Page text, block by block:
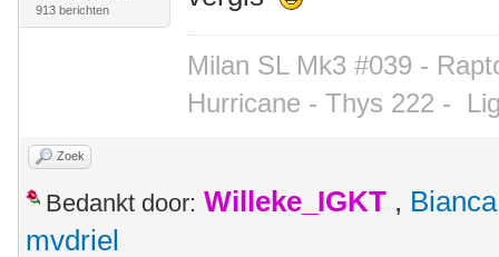
913 berichten
Milan SL Mk3 #039 -
Hurricane - Thys 222 -
Zoek
Bedankt door: Willeke_IGKT ,
mvdriel